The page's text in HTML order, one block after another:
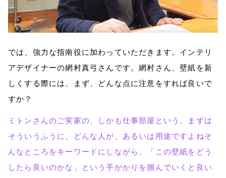
では、強力な指南役に加わっていただきます。インテリ
アデザイナーの網村真弓さんです。網村さん、壁紙を新
しくする際には、まず、どんな点に注意をすれば良いで
すか？
ミトンさんのご実家の、しかも仕事部屋という、まずは
そういうふうに、どんな人が、あるいは用途ですよねそ
んなところをキーワードにしながら、「この壁紙をどう
したら良いのかな」という手がかりを掴んでいくと良い